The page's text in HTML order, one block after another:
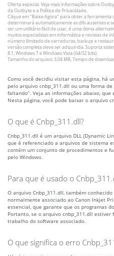
Oferta especial. Veja mais informações sobre
da Outbyte e a Política de Privacidade.
Clique em"Baixe Agora" para obter a ferramenta
determinará automaticamente as dlls ausentes e
ser um utilitário fácil de usar, é uma ótima
muitos especialistas em informática e revistas de
número ilimitado de varreduras, backup e
versão completa deve ser adquirida. Suporta
8.1, Windows 7 e Windows Vista (64/32 bits).
Tamanho do arquivo: 3,04 MB, Tempo de
Como você decidiu visitar esta página, há
pelo arquivo cnbp_311.dll ou uma forma
faltando”. Veja as informações abaixo,
Nesta página, você pode baixar o arquivo
O que é Cnbp_311.dll?
Cnbp_311.dll é um arquivo DLL (Dynamic
que é referenciado a arquivos de sistema
contém um conjunto de procedimentos e
pelo Windows.
Para que é usado o
O arquivo Cnbp_311.dll, também
normalmente associado ao Canon Inkjet
essencial, que garante que os programas
Portanto, se o arquivo cnbp_311.dll
trabalho do software associado.
O que significa o erro